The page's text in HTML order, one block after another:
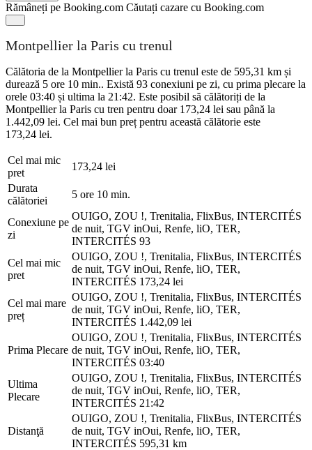
Rămâneți pe Booking.com Căutați cazare cu Booking.com
Montpellier la Paris cu trenul
Călătoria de la Montpellier la Paris cu trenul este de 595,31 km și
durează 5 ore 10 min.. Există 93 conexiuni pe zi, cu prima plecare la
orele 03:40 și ultima la 21:42. Este posibil să călătoriți de la
Montpellier la Paris cu tren pentru doar 173,24 lei sau până la
1.442,09 lei. Cel mai bun preț pentru această călătorie este
173,24 lei.
Cel mai mic
pret
173,24 lei
Durata
călătoriei
5 ore 10 min.
Conexiune pe
zi
OUIGO, ZOU !, Trenitalia, FlixBus, INTERCITÉS
de nuit, TGV inOui, Renfe, liO, TER,
INTERCITÉS 93
Cel mai mic
pret
OUIGO, ZOU !, Trenitalia, FlixBus, INTERCITÉS
de nuit, TGV inOui, Renfe, liO, TER,
INTERCITÉS 173,24 lei
Cel mai mare
preț
OUIGO, ZOU !, Trenitalia, FlixBus, INTERCITÉS
de nuit, TGV inOui, Renfe, liO, TER,
INTERCITÉS 1.442,09 lei
Prima Plecare
OUIGO, ZOU !, Trenitalia, FlixBus, INTERCITÉS
de nuit, TGV inOui, Renfe, liO, TER,
INTERCITÉS 03:40
Ultima
Plecare
OUIGO, ZOU !, Trenitalia, FlixBus, INTERCITÉS
de nuit, TGV inOui, Renfe, liO, TER,
INTERCITÉS 21:42
Distanţă
OUIGO, ZOU !, Trenitalia, FlixBus, INTERCITÉS
de nuit, TGV inOui, Renfe, liO, TER,
INTERCITÉS 595,31 km